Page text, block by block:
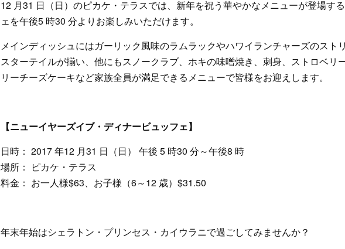
12 月31 日（日）のピカケ・テラスでは、新年を祝う華やかなメニューが登場す
ェを午後5 時30 分よりお楽しみいただけます。
メインディッシュにはガーリック風味のラムラックやハワイランチャーズのスト
スターテイルが揃い、他にもスノークラブ、ホキの味噌焼き、刺身、ストロベリ
リーチーズケーキなど家族全員が満足できるメニューで皆様をお迎えします。
【ニューイヤーズイブ・ディナービュッフェ】
日時： 2017 年12 月31 日（日） 午後 5 時30 分～午後8 時
場所： ピカケ・テラス
料金： お一人様$63、お子様（6～12 歳）$31.50
年末年始はシェラトン・プリンセス・カイウラニで過ごしてみませんか？